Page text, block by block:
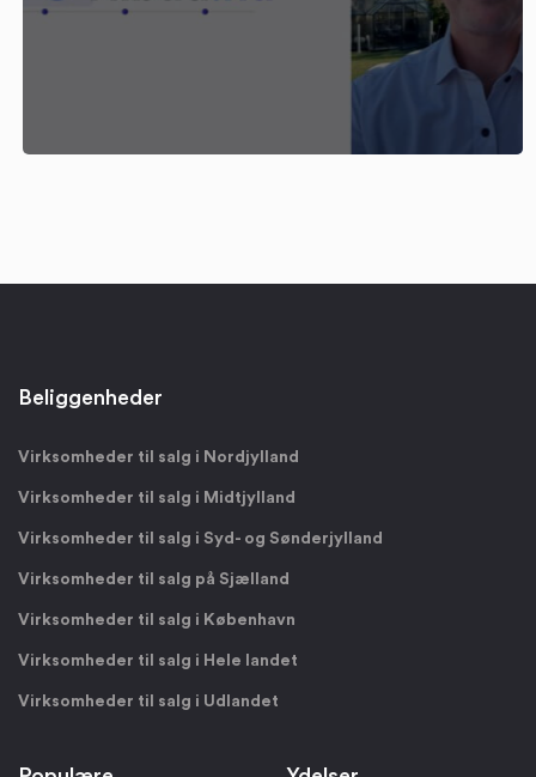
Beliggenheder
Virksomheder til salg i Nordjylland
Virksomheder til salg i Midtjylland
Virksomheder til salg i Syd- og Sønderjylland
Virksomheder til salg på Sjælland
Virksomheder til salg i København
Virksomheder til salg i Hele landet
Virksomheder til salg i Udlandet